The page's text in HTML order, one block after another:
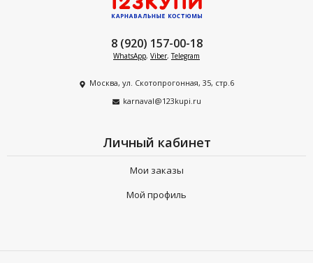
8 (920) 157-00-18
WhatsApp, Viber,Telegram
Москва, ул. Скотопрогонная, 35, стр.6
karnaval@123kupi.ru
Личный кабинет
Мои заказы
Мой профиль